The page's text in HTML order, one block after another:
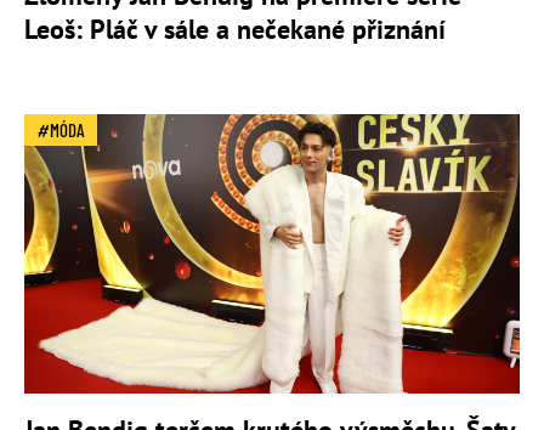
Leoš: Pláč v sále a nečekané přiznání
MÓDA